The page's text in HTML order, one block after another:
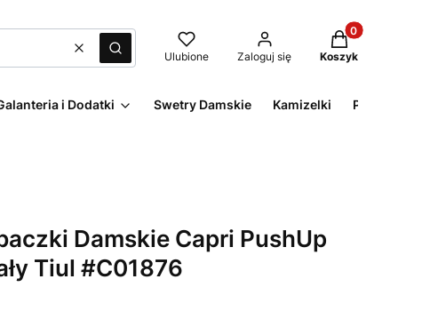
WyczyśćSzukaj Ulubione Zaloguj się
Produkty w
Koszyk
i Dodatki Swetry Damskie Kamizelki Płaszcze
Damskie Capri PushUp
Tiul #C01876